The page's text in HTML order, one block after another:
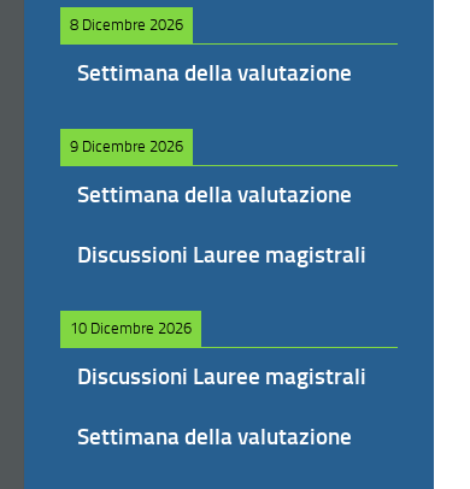
8 Dicembre 2026
Settimana della valutazione
9 Dicembre 2026
Settimana della valutazione
Discussioni Lauree magistrali
10 Dicembre 2026
Discussioni Lauree magistrali
Settimana della valutazione